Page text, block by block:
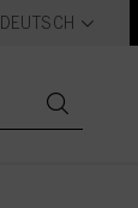
text.language
DEUTSCH